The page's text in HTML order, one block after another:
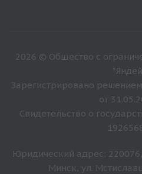
2026 © Общество с
Зарегистрировано
от
Свидетельство о
Юридический адрес:
Минск, ул.